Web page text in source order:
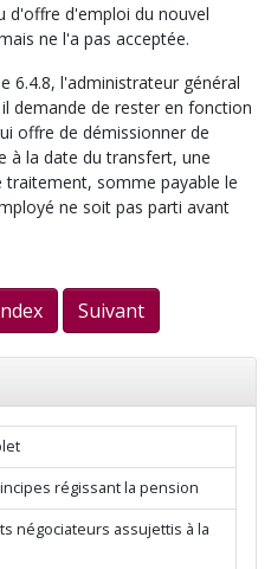
d'offre d'emploi du nouvel
ne l'a pas acceptée.
6.4.8, l'administrateur général
demande de rester en fonction
offre de démissionner de
à la date du transfert, une
somme payable le
ne soit pas parti avant
Suivant
régissant la pension
négociateurs assujettis à la